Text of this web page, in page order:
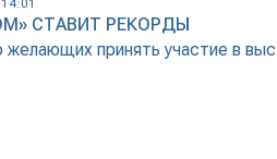
14:01
СТАВИТ РЕКОРДЫ
желающих принять участие в